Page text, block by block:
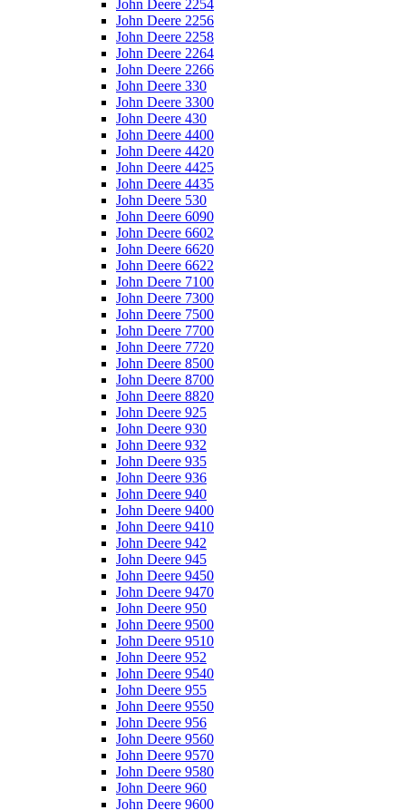
John Deere 2254
John Deere 2256
John Deere 2258
John Deere 2264
John Deere 2266
John Deere 330
John Deere 3300
John Deere 430
John Deere 4400
John Deere 4420
John Deere 4425
John Deere 4435
John Deere 530
John Deere 6090
John Deere 6602
John Deere 6620
John Deere 6622
John Deere 7100
John Deere 7300
John Deere 7500
John Deere 7700
John Deere 7720
John Deere 8500
John Deere 8700
John Deere 8820
John Deere 925
John Deere 930
John Deere 932
John Deere 935
John Deere 936
John Deere 940
John Deere 9400
John Deere 9410
John Deere 942
John Deere 945
John Deere 9450
John Deere 9470
John Deere 950
John Deere 9500
John Deere 9510
John Deere 952
John Deere 9540
John Deere 955
John Deere 9550
John Deere 956
John Deere 9560
John Deere 9570
John Deere 9580
John Deere 960
John Deere 9600